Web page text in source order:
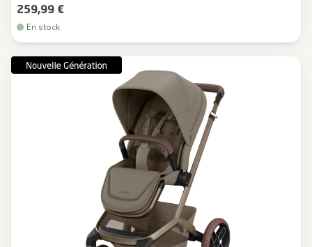
259,99 €
En stock